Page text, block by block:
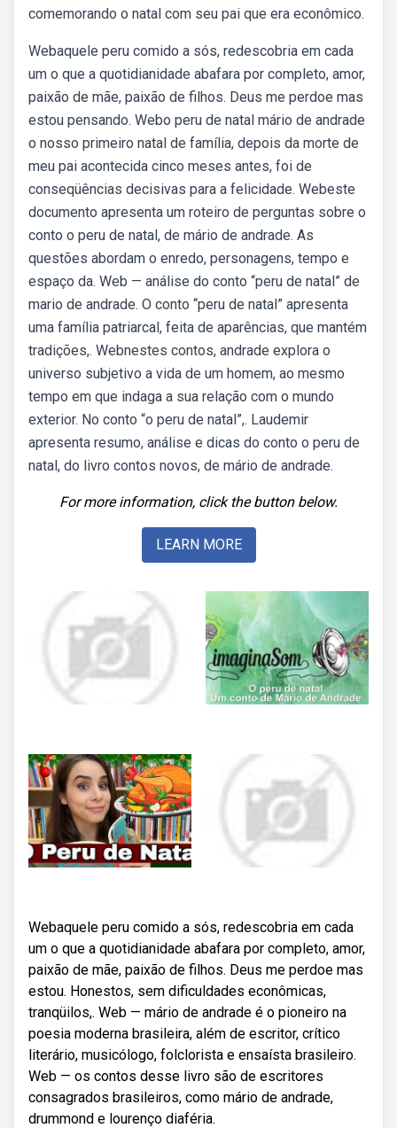
comemorando o natal com seu pai que era econômico.
Webaquele peru comido a sós, redescobria em cada
um o que a quotidianidade abafara por completo, amor,
paixão de mãe, paixão de filhos. Deus me perdoe mas
estou pensando. Webo peru de natal mário de andrade
o nosso primeiro natal de família, depois da morte de
meu pai acontecida cinco meses antes, foi de
conseqüências decisivas para a felicidade. Webeste
documento apresenta um roteiro de perguntas sobre o
conto o peru de natal, de mário de andrade. As
questões abordam o enredo, personagens, tempo e
espaço da. Web — análise do conto “peru de natal” de
mario de andrade. O conto “peru de natal” apresenta
uma família patriarcal, feita de aparências, que mantém
tradições,. Webnestes contos, andrade explora o
universo subjetivo a vida de um homem, ao mesmo
tempo em que indaga a sua relação com o mundo
exterior. No conto “o peru de natal”,. Laudemir
apresenta resumo, análise e dicas do conto o peru de
natal, do livro contos novos, de mário de andrade.
For more information, click the button below.
LEARN MORE
Webaquele peru comido a sós, redescobria em cada
um o que a quotidianidade abafara por completo, amor,
paixão de mãe, paixão de filhos. Deus me perdoe mas
estou. Honestos, sem dificuldades econômicas,
tranqüilos,. Web — mário de andrade é o pioneiro na
poesia moderna brasileira, além de escritor, crítico
literário, musicólogo, folclorista e ensaísta brasileiro.
Web — os contos desse livro são de escritores
consagrados brasileiros, como mário de andrade,
drummond e lourenço diaféria.